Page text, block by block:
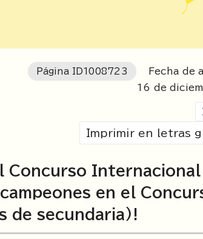
Página ID1008723
Fecha de
16 de
Imprimir en letras
Concurso
en el
de secundaria)!